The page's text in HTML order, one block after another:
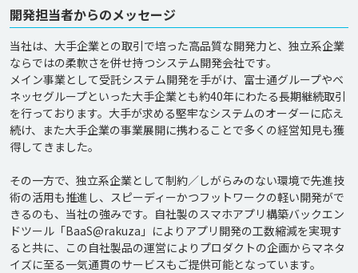
開発担当者からのメッセージ
当社は、大手企業との取引で培った高品質な開発力と、独立系企業
ならではの柔軟さを併せ持つシステム開発会社です。
メイン事業として受託システム開発を手がけ、富士通グループやベ
ネッセグループといった大手企業とも約40年にわたる長期継続取引
を行っております。大手が求める堅牢なシステムのオーダーに応え
続け、また大手企業の事業展開に携わることで多くの経営知見も獲
得してきました。
その一方で、独立系企業として制約／しがらみのない環境で先進技
術の活用も推進し、スピーディーかつフットワークの軽い開発がで
きるのも、当社の強みです。自社製のスマホアプリ構築バックエン
ドツール「BaaS@rakuza」によりアプリ開発の工数縮減を実現す
ると共に、この自社製品の運営によりプロダクトの企画からマネタ
イズに至る一気通貫のサービスもご提供可能となっています。